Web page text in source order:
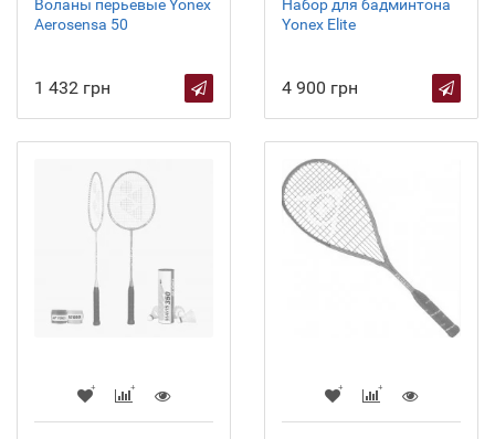
Воланы перьевые Yonex
Aerosensa 50
1 432 грн
Набор для бадминтона
Yonex Elite
4 900 грн